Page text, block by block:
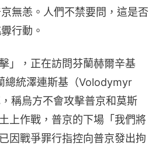
無恙。人們不禁要問，這是否
行動。
」，正在訪問芬蘭赫爾辛基
總統澤連斯基（Volodymyr
稱烏方不會攻擊普京和莫斯
上作戰，普京的下場「我們將
因戰爭罪行指控向普京發出拘